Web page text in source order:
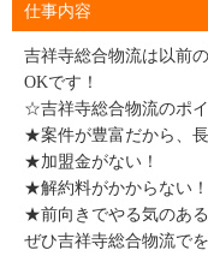
仕事内容
吉祥寺総合物流は以前
OKです！
☆吉祥寺総合物流のポ
★案件が豊富だから、
★加盟金がない！
★解約料がかからない！
★前向きでやる気のあ
ぜひ吉祥寺総合物流で